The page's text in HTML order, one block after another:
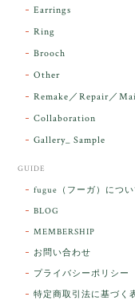
こそ この
た人に幸せが訪れ
パサラン。とって
憶違いもありまし
Earrings
Ring
Brooch
Other
Remake／Repair／
Collaboration
Gallery_ Sample
GUIDE
fugue（フーガ）につい
BLOG
MEMBERSHIP
お問い合わせ
プライバシーポリシー
特定商取引法に基づく